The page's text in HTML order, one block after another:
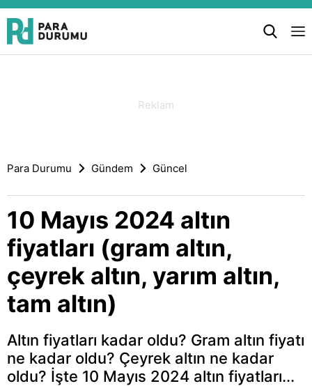
Para Durumu Gündem Güncel
10 Mayıs 2024 altın
fiyatları (gram altın,
çeyrek altın, yarım altın,
tam altın)
Altın fiyatları kadar oldu? Gram altın fiyatı
ne kadar oldu? Çeyrek altın ne kadar
oldu? İşte 10 Mayıs 2024 altın fiyatları...